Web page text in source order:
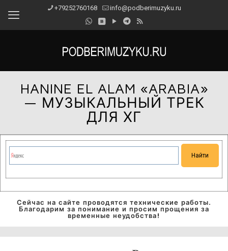
+79252760168 info@podberimuzyku.ru
HANINE EL ALAM «ARABIA»
— МУЗЫКАЛЬНЫЙ ТРЕК
ДЛЯ ХГ
Сейчас на сайте проводятся технические работы.
Благодарим за понимание и просим прощения за
временные неудобства!